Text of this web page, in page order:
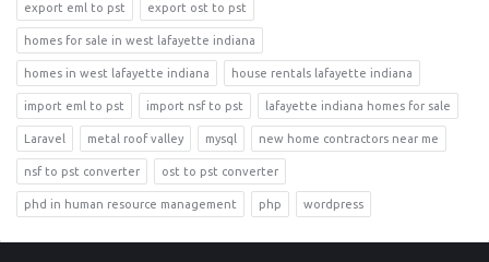
export eml to pst export ost to pst
homes for sale in west lafayette indiana
homes in west lafayette indiana house rentals lafayette indiana
import eml to pst import nsf to pst lafayette indiana homes for sale
Laravel metal roof valley mysql new home contractors near me
nsf to pst converter ost to pst converter
phd in human resource management php wordpress